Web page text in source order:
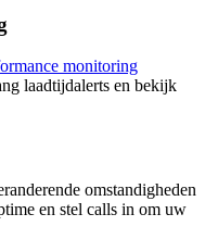
monitoring
laadtijdalerts en bekijk
omstandigheden
en stel calls in om uw